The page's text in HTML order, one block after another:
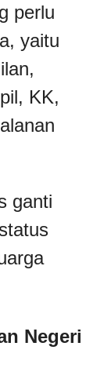
perlu
yaitu
KK,
ganti
Negeri